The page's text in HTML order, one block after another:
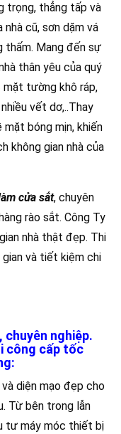
trọng, thẳng tấp và
cũ, sơn dặm vá
thấm. Mang đến sự
thân yêu của quý
mặt tường khô ráp,
vết dơ,..Thay
bóng mịn, khiến
không gian nhà của
cửa sắt, chuyên
rào sắt. Công Ty
nhà thật đẹp. Thi
và tiết kiệm chi
chuyên nghiệp.
công cấp tốc
diện mạo đẹp cho
Từ bên trong lẫn
tư máy móc thiết bị